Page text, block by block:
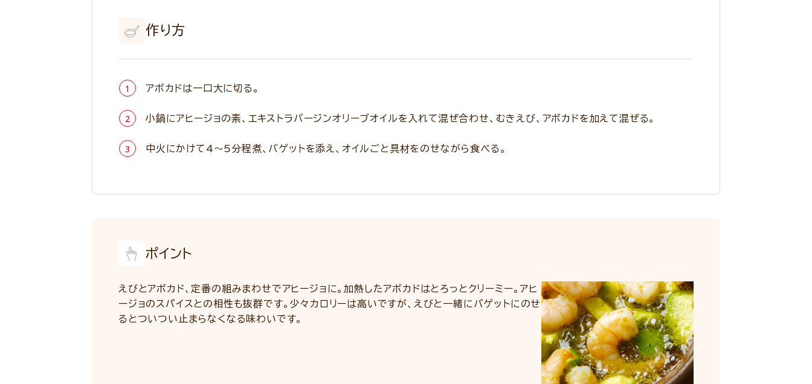
作り方
アボカドは一口大に切る。
小鍋にアヒージョの素、エキストラバージンオリーブオイルを入れて混ぜ合わせ、むきえび、アボカドを加えて混ぜる。
中火にかけて4～5分程煮、バゲットを添え、オイルごと具材をのせながら食べる。
ポイント
えびとアボカド、定番の組みまわせでアヒージョに。加熱したアボカドはとろっとクリーミー。アヒ
ージョのスパイスとの相性も抜群です。少々カロリーは高いですが、えびと一緒にバゲットにのせ
るとついつい止まらなくなる味わいです。